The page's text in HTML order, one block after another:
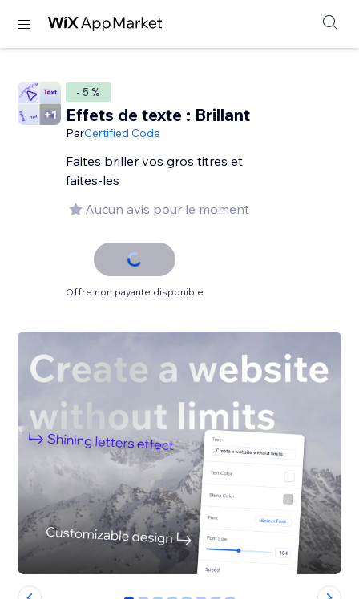
- 5 %
Effets de texte : Brillant
ParCertified Code
Faites briller vos gros titres et
faites-les
Aucun avis pour le moment
Offre non payante disponible